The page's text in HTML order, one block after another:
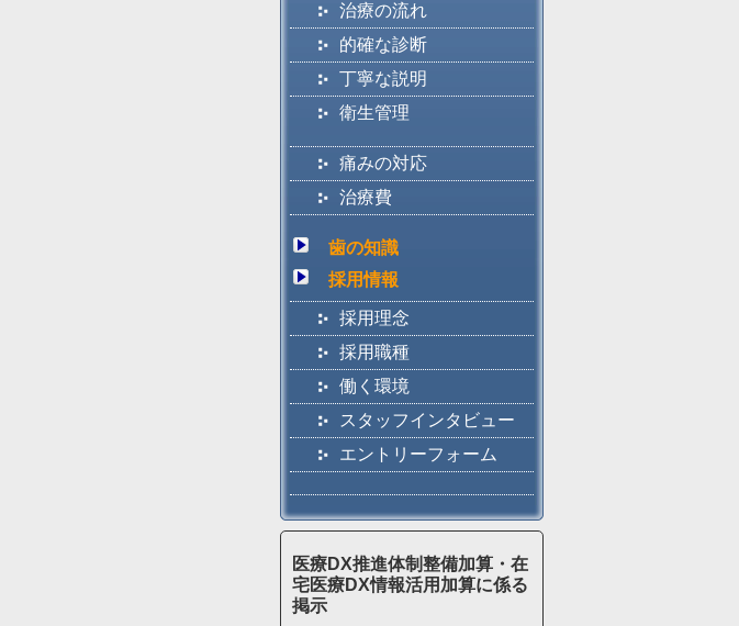
治療の流れ
的確な診断
丁寧な説明
衛生管理
痛みの対応
治療費
歯の知識
採用情報
採用理念
採用職種
働く環境
スタッフインタビュー
エントリーフォーム
医療DX推進体制整備加算・在
宅医療DX情報活用加算に係る
掲示